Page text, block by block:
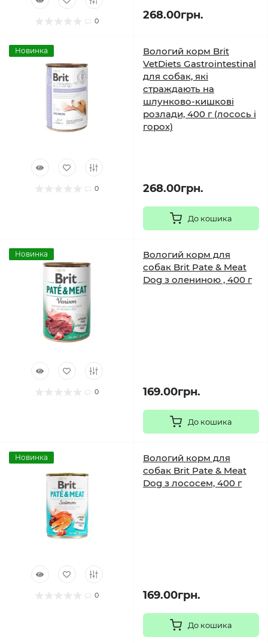
0 268.00грн.
Новинка
0
Вологий корм Brit
VetDiets Gastrointestinal
для собак, які
страждають на
шлунково-кишкові
розлади, 400 г (лосось і
горох)
268.00грн.
До кошика
Новинка
0
Вологий корм для
собак Brit Pate & Meat
Dog з олениною , 400 г
169.00грн.
До кошика
Новинка
0
Вологий корм для
собак Brit Pate & Meat
Dog з лососем, 400 г
169.00грн.
До кошика